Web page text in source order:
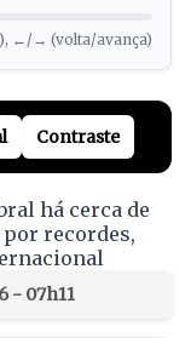
←/→ (volta/avança)
Contraste
há cerca de
por recordes,
- 07h11